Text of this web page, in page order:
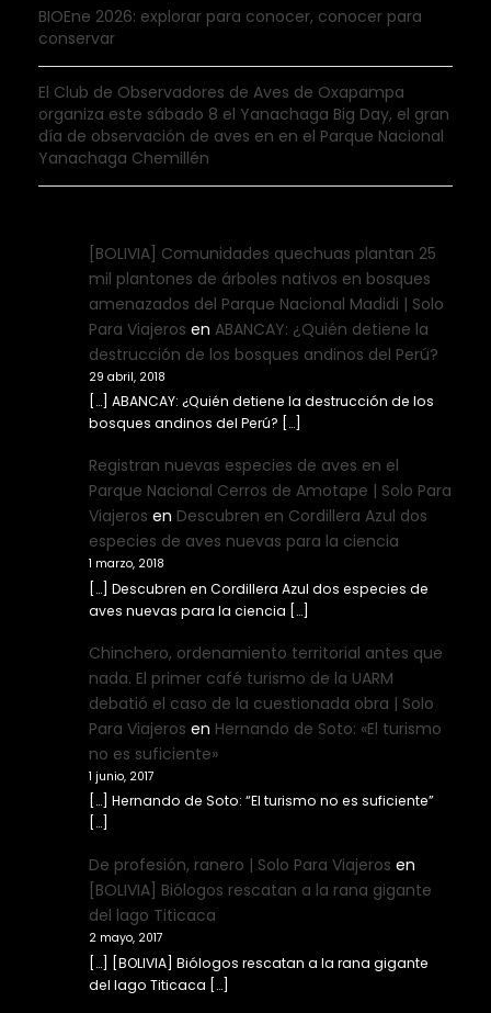
BIOEne 2026: explorar para conocer, conocer para
conservar
El Club de Observadores de Aves de Oxapampa
organiza este sábado 8 el Yanachaga Big Day, el gran
día de observación de aves en en el Parque Nacional
Yanachaga Chemillén
[BOLIVIA] Comunidades quechuas plantan 25
mil plantones de árboles nativos en bosques
amenazados del Parque Nacional Madidi | Solo
Para Viajeros en ABANCAY: ¿Quién detiene la
destrucción de los bosques andinos del Perú?
29 abril, 2018
[…] ABANCAY: ¿Quién detiene la destrucción de los
bosques andinos del Perú? […]
Registran nuevas especies de aves en el
Parque Nacional Cerros de Amotape | Solo Para
Viajeros en Descubren en Cordillera Azul dos
especies de aves nuevas para la ciencia
1 marzo, 2018
[…] Descubren en Cordillera Azul dos especies de
aves nuevas para la ciencia […]
Chinchero, ordenamiento territorial antes que
nada. El primer café turismo de la UARM
debatió el caso de la cuestionada obra | Solo
Para Viajeros en Hernando de Soto: «El turismo
no es suficiente»
1 junio, 2017
[…] Hernando de Soto: “El turismo no es suficiente”
[…]
De profesión, ranero | Solo Para Viajeros en
[BOLIVIA] Biólogos rescatan a la rana gigante
del lago Titicaca
2 mayo, 2017
[…] [BOLIVIA] Biólogos rescatan a la rana gigante
del lago Titicaca […]